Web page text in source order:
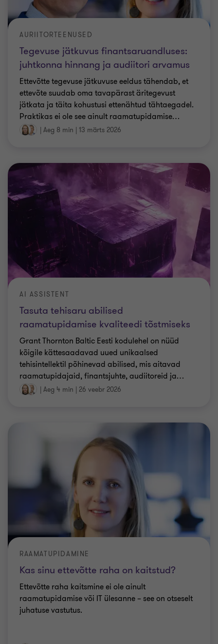
Tegevuse jätkuvus finantsaruandluses:
juhtkonna hinnang ja audiitori arvamus
AURIITORTEENUSED
Ettevõtte tegevuse jätkuvuse eeldus tähendab, et
ettevõte suudab oma tavapärast äritegevust
jätkata ja täita kohustusi ettenähtud tähtaegadel.
Praktikas ei ole see ainult raamatupidamise…
| Aeg 8 min | 13 märts 2026
Tasuta tehisaru abilised
raamatupidamise kvaliteedi tõstmiseks
AI ASSISTENT
Grant Thornton Baltic Eesti kodulehel on nüüd
kõigile kättesaadavad uued unikaalsed
tehisintellektil põhinevad abilised, mis aitavad
raamatupidajaid, finantsjuhte, audiitoreid ja…
| Aeg 4 min | 26 veebr 2026
Kas sinu ettevõtte raha on kaitstud?
RAAMATUPIDAMINE
Ettevõtte raha kaitsmine ei ole ainult
raamatupidamise või IT ülesanne – see on otseselt
juhatuse vastutus.